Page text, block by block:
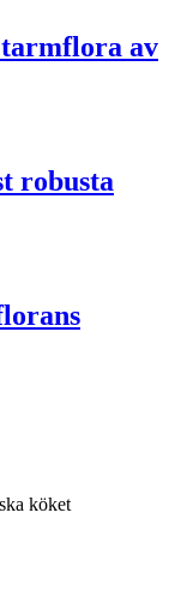
tarmflora av
robusta
köket